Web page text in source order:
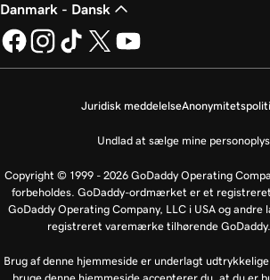
Danmark - Dansk
Juridisk meddelelse
Undlad at sælge mine
Copyright © 1999 - 2026 GoDaddy Operating
forbeholdes. GoDaddy-ordmærket er et
GoDaddy Operating Company, LLC i USA og
registreret varemærke tilhørende
Brug af denne hjemmeside er underlagt